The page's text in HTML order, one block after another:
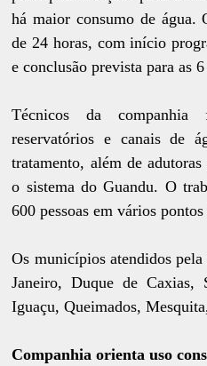
há maior consumo de água.
de 24 horas, com início
e conclusão prevista para as
Técnicos da
reservatórios e canais de
tratamento, além de
o sistema do Guandu. O
600 pessoas em vários
Os municípios atendidos
Janeiro, Duque de
Iguaçu, Queimados,
Companhia orienta uso